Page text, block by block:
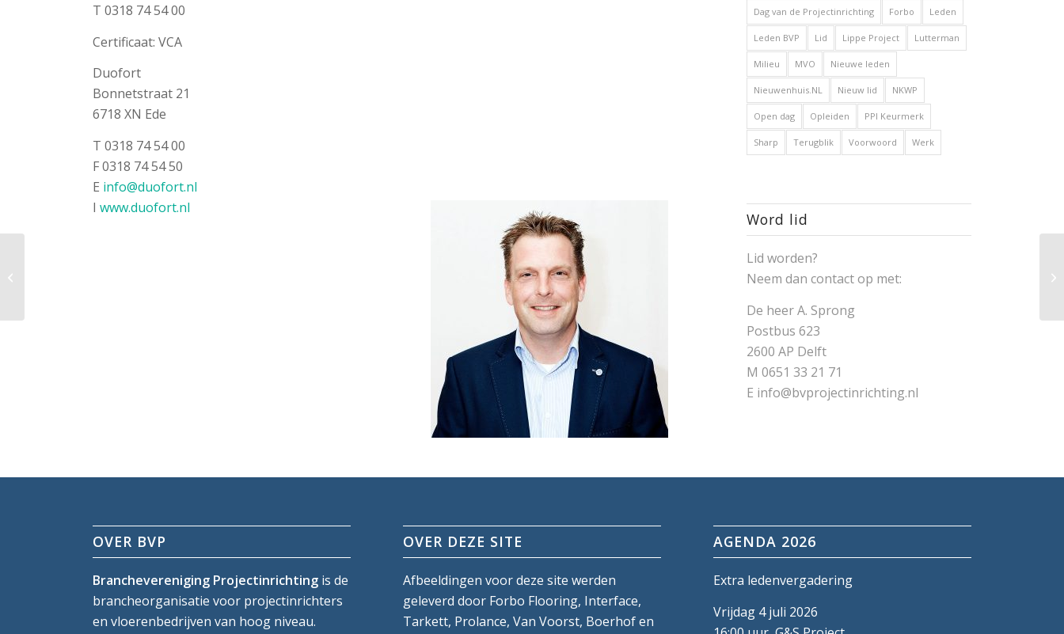
T 0318 74 54 00
Certificaat: VCA
Duofort
Bonnetstraat 21
6718 XN Ede
T 0318 74 54 00
F 0318 74 54 50
E info@duofort.nl
Iwww.duofort.nl
Dag van de Projectinrichting Forbo Leden
Leden BVP Lid Lippe Project Lutterman
Milieu MVO Nieuwe leden
Nieuwenhuis.NL Nieuw lid NKWP
Open dag Opleiden PPI Keurmerk
Sharp Terugblik Voorwoord Werk
Word lid
Lid worden?
Neem dan contact op met:
De heer A. Sprong
Postbus 623
2600 AP Delft
M 0651 33 21 71
E info@bvprojectinrichting.nl
OVER BVP
Branchevereniging Projectinrichting is de
brancheorganisatie voor projectinrichters
en vloerenbedrijven van hoog niveau.
OVER DEZE SITE
Afbeeldingen voor deze site werden
geleverd door Forbo Flooring, Interface,
Tarkett, Prolance, Van Voorst, Boerhof en
AGENDA 2026
Extra ledenvergadering
Vrijdag 4 juli 2026